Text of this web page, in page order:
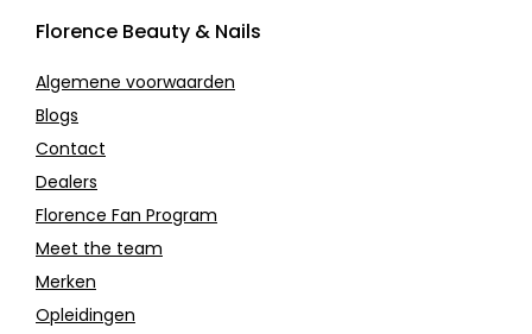
Florence Beauty & Nails
Algemene voorwaarden
Blogs
Contact
Dealers
Florence Fan Program
Meet the team
Merken
Opleidingen